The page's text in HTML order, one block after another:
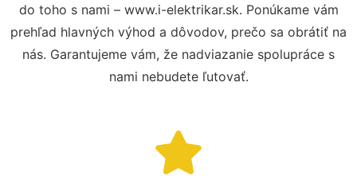
do toho s nami – www.i-elektrikar.sk. Ponúkame vám
prehľad hlavných výhod a dôvodov, prečo sa obrátiť na
nás. Garantujeme vám, že nadviazanie spolupráce s
nami nebudete ľutovať.